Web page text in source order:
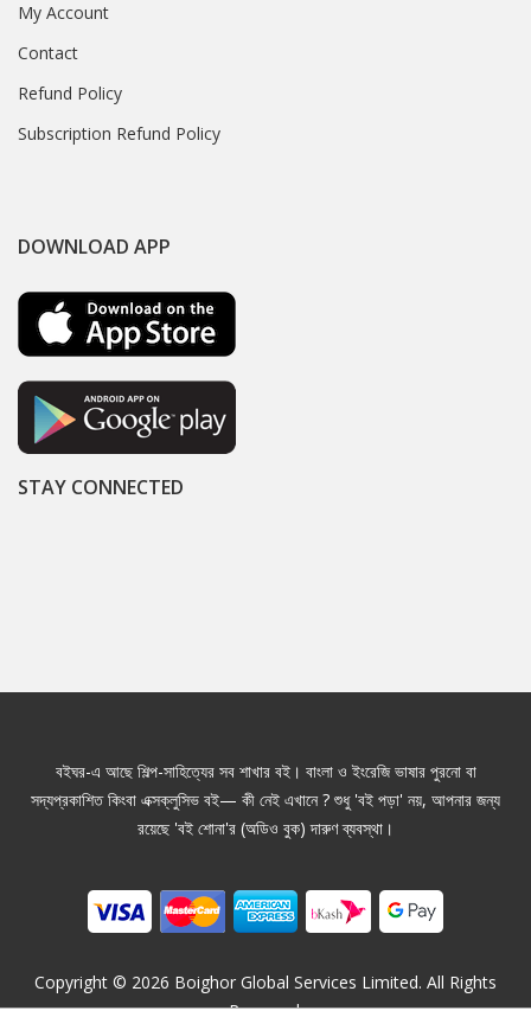
My Account
Contact
Refund Policy
Subscription Refund Policy
DOWNLOAD APP
STAY CONNECTED
বইঘর-এ আছে শিল্প-সাহিত্যের সব শাখার বই। বাংলা ও ইংরেজি ভাষার পুরনো বা
সদ্যপ্রকাশিত কিংবা এক্সক্লুসিভ বই— কী নেই এখানে ? শুধু 'বই পড়া' নয়, আপনার জন্য
রয়েছে 'বই শোনা'র (অডিও বুক) দারুণ ব্যবস্থা।
Copyright © 2026 Boighor Global Services Limited. All Rights
Reserved.